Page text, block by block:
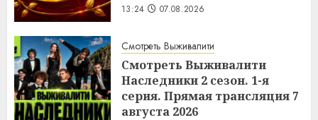
13:24 07.08.2026
Смотреть Выживалити
Смотреть Выживалити
Наследники 2 сезон. 1-я
серия. Прямая трансляция 7
августа 2026